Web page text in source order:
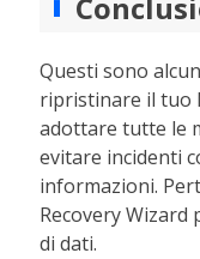
Questi sono
ripristinare il tuo
adottare tutte le
evitare incidenti
informazioni.
Recovery
di dati.